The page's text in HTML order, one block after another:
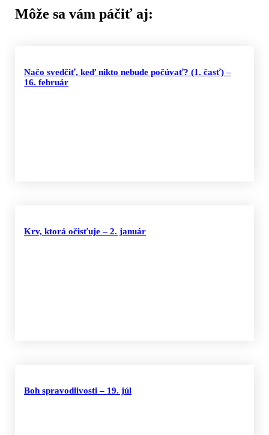
Môže sa vám páčiť aj:
Načo svedčiť, keď nikto nebude počúvať? (1. časť) –
16. február
Krv, ktorá očisťuje – 2. január
Boh spravodlivosti – 19. júl